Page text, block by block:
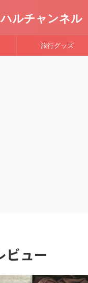
ルチャンネル
旅行グッズ
ビュー